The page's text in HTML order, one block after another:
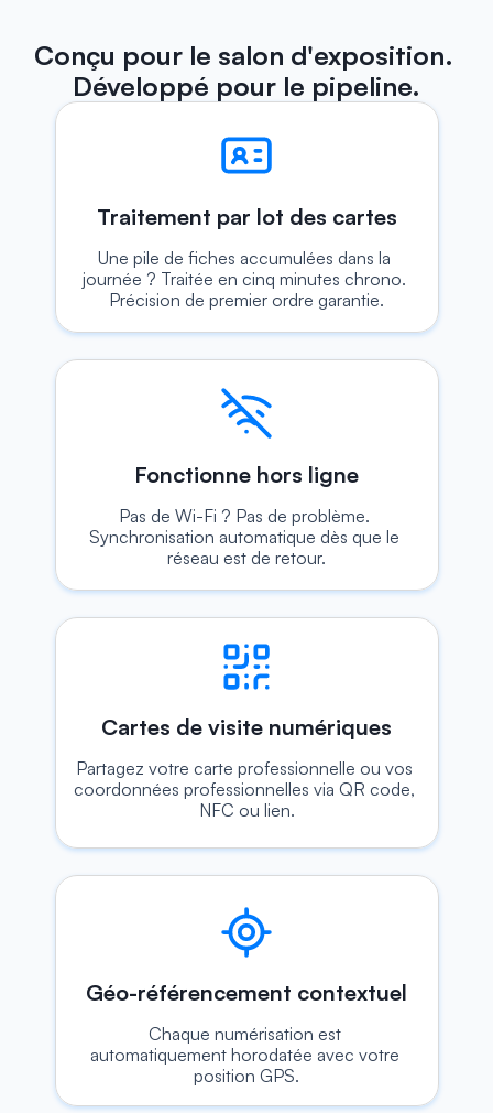
Conçu pour le salon d'exposition.
Développé pour le pipeline.
Traitement par lot des cartes
Une pile de fiches accumulées dans la
journée ? Traitée en cinq minutes chrono.
Précision de premier ordre garantie.
Fonctionne hors ligne
Pas de Wi-Fi ? Pas de problème.
Synchronisation automatique dès que le
réseau est de retour.
Cartes de visite numériques
Partagez votre carte professionnelle ou vos
coordonnées professionnelles via QR code,
NFC ou lien.
Géo-référencement contextuel
Chaque numérisation est
automatiquement horodatée avec votre
position GPS.